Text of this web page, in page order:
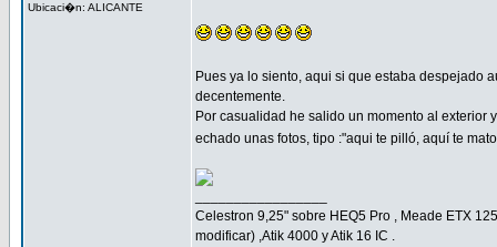
Ubicaci�n: ALICANTE
Pues ya lo siento, aqui si que estaba despejado
decentemente.
Por casualidad he salido un momento al
echado unas fotos, tipo :"aqui te pilló, aquí te
Celestron 9,25" sobre HEQ5 Pro , Meade ETX
modificar) ,Atik 4000 y Atik 16 IC .